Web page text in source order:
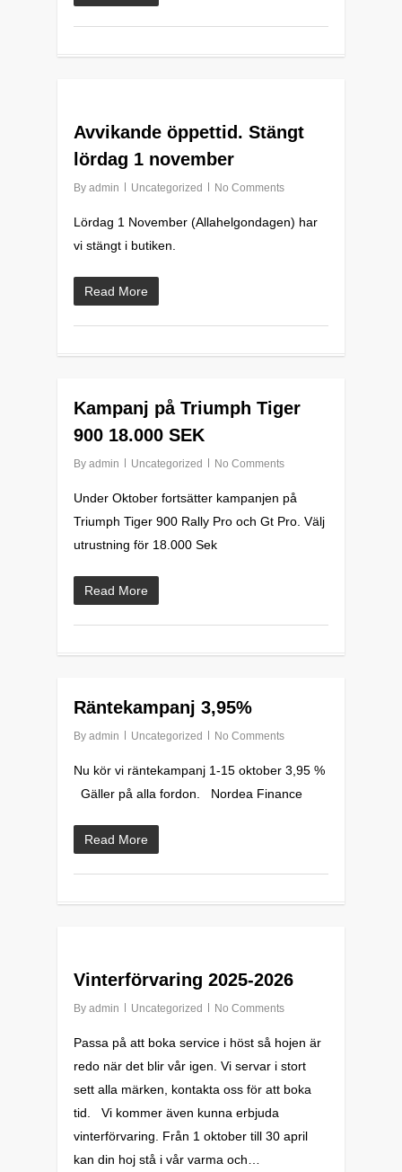
Avvikande öppettid. Stängt
lördag 1 november
By admin Uncategorized No Comments
Lördag 1 November (Allahelgondagen) har
vi stängt i butiken.
Read More
Kampanj på Triumph Tiger
900 18.000 SEK
By admin Uncategorized No Comments
Under Oktober fortsätter kampanjen på
Triumph Tiger 900 Rally Pro och Gt Pro. Välj
utrustning för 18.000 Sek
Read More
0
Räntekampanj 3,95%
By admin Uncategorized No Comments
Nu kör vi räntekampanj 1-15 oktober 3,95 %
Gäller på alla fordon. Nordea Finance
Read More
0
Vinterförvaring 2025-2026
By admin Uncategorized No Comments
Passa på att boka service i höst så hojen är
redo när det blir vår igen. Vi servar i stort
sett alla märken, kontakta oss för att boka
tid. Vi kommer även kunna erbjuda
vinterförvaring. Från 1 oktober till 30 april
kan din hoj stå i vår varma och…